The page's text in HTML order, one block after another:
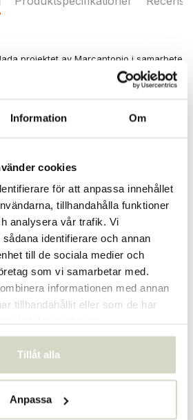
Information Om
cookies
för att anpassa innehållet
tillhandahålla funktioner
analysera vår trafik. Vi
identifierare och annan
till de sociala medier och
som vi samarbetar med.
informationen med annan
tillhandahållit eller som de har
Tillåt alla
Anpassa
projektet av Marcantonio i samarbete
innehåller föremål som väcker grönsaker
Vitamin pumpa hängande lampa har
15365
8008215218205